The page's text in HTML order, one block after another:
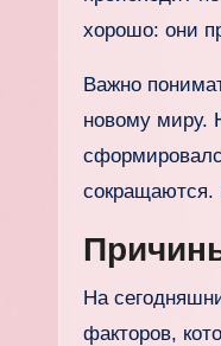
хорошо: они
Важно
новому миру.
сокращаются.
На
факторов,